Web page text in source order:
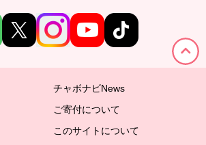
チャボナビNews
ご寄付について
このサイトについて